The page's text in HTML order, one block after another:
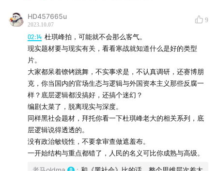
HD457665u
2023.10.07
9
02:14 杜琪峰拍，可能就不会那么客气。
现实题材要与现实有关，看看寒战就知道什么是好的类型
片。
大家都呆着镣铐跳舞，不实事求是，不认真调研，还赛博朋
克，你当国内的官场生态与逻辑与外国资本主义那些反腐一
样？底层逻辑都没搞好，还搞个迷幻？
编剧太菜了，脱离现实与深度。
同样黑社会题材，拜托你看一下杜琪峰老大的相关系列，底
层逻辑说得透透的。
没有政治敏锐性，不要拿审查做遮羞布。
一开始结构与重点都错了，人民的名义可比你成熟与高级。